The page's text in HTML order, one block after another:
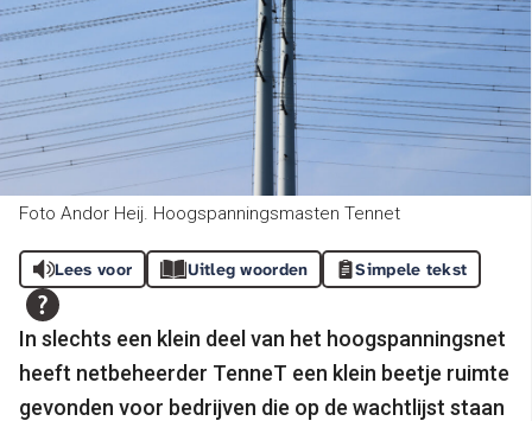
Foto Andor Heij. Hoogspanningsmasten Tennet
Lees voor Uitleg woorden Simpele tekst
In slechts een klein deel van het hoogspanningsnet
heeft netbeheerder TenneT een klein beetje ruimte
gevonden voor bedrijven die op de wachtlijst staan